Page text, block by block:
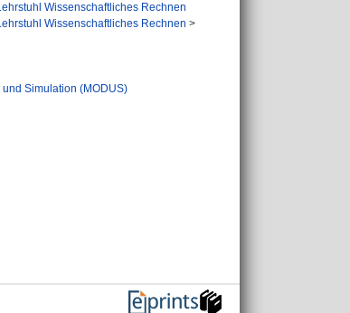
Wissenschaftliches Rechnen
Wissenschaftliches Rechnen >
Simulation (MODUS)